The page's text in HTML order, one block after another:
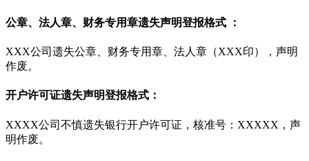
公章、法人章、财务专用章遗失声明登报格式 ：
XXX公司遗失公章、财务专用章、法人章（XXX印），声明
作废。
开户许可证遗失声明登报格式：
XXXX公司不慎遗失银行开户许可证，核准号：XXXXX，声
明作废。